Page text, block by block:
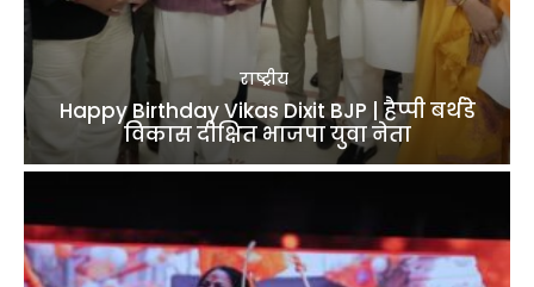
राष्ट्रीय
Happy Birthday Vikas Dixit BJP | हैप्पी बर्थडे
विकास दीक्षित भाजपा युवा नेता